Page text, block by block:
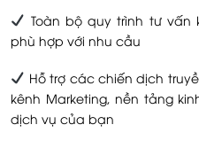
Toàn bộ quy trình tư
phù hợp với nhu cầu
Hỗ trợ các chiến dịch
kênh Marketing, nền tảng
dịch vụ của bạn